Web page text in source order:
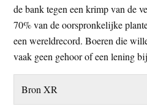
de bank tegen een krimp van de
70% van de oorspronkelijke
een wereldrecord. Boeren die
vaak geen gehoor of een lening
Bron XR